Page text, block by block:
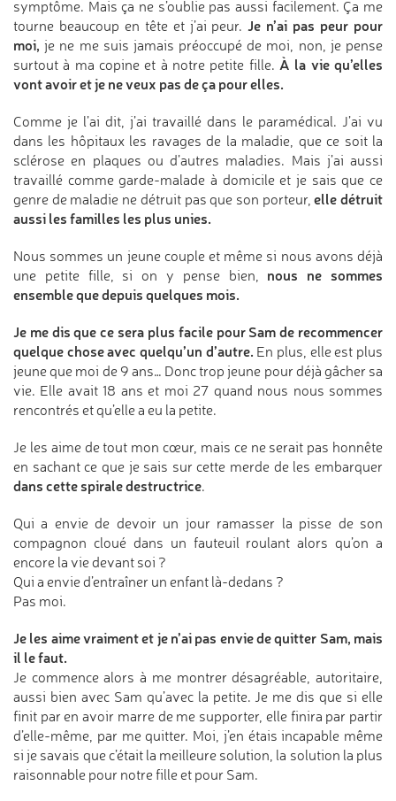
symptôme. Mais ça ne s’oublie pas aussi facilement. Ça me
tourne beaucoup en tête et j’ai peur.Je n’ai pas peur pour
moi,je ne me suis jamais préoccupé de moi, non, je pense
surtout à ma copine et à notre petite fille. À la vie qu’elles
vont avoir et je ne veux pas de ça pour elles.
Comme je l’ai dit, j’ai travaillé dans le paramédical. J’ai vu
dans les hôpitaux les ravages de la maladie, que ce soit la
sclérose en plaques ou d’autres maladies. Mais j’ai aussi
travaillé comme garde-malade à domicile et je sais que ce
genre de maladie ne détruit pas que son porteur,elle détruit
aussi les familles les plus unies.
Nous sommes un jeune couple et même si nous avons déjà
une petite fille, si on y pense bien, nous ne sommes
ensemble que depuis quelques mois.
Je me dis que ce sera plus facile pour Sam de recommencer
quelque chose avec quelqu’un d’autre. En plus, elle est plus
jeune que moi de 9 ans… Donc trop jeune pour déjà gâcher sa
vie. Elle avait 18 ans et moi 27 quand nous nous sommes
rencontrés et qu’elle a eu la petite.
Je les aime de tout mon cœur, mais ce ne serait pas honnête
en sachant ce que je sais sur cette merde de les embarquer
dans cette spirale destructrice.
Qui a envie de devoir un jour ramasser la pisse de son
compagnon cloué dans un fauteuil roulant alors qu’on a
encore la vie devant soi ?
Qui a envie d’entraîner un enfant là-dedans ?
Pas moi.
Je les aime vraiment et je n’ai pas envie de quitter Sam, mais
il le faut.
Je commence alors à me montrer désagréable, autoritaire,
aussi bien avec Sam qu’avec la petite. Je me dis que si elle
finit par en avoir marre de me supporter, elle finira par partir
d’elle-même, par me quitter. Moi, j’en étais incapable même
si je savais que c’était la meilleure solution, la solution la plus
raisonnable pour notre fille et pour Sam.